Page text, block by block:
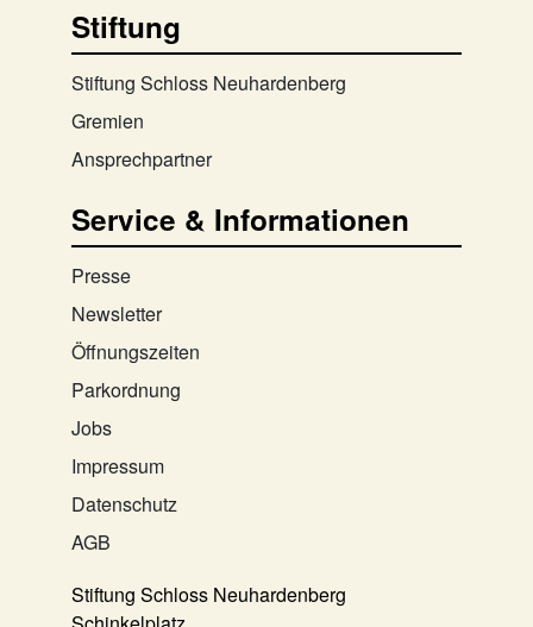
Stiftung
Stiftung Schloss Neuhardenberg
Gremien
Ansprechpartner
Service & Informationen
Presse
Newsletter
Öffnungszeiten
Parkordnung
Jobs
Impressum
Datenschutz
AGB
Stiftung Schloss Neuhardenberg